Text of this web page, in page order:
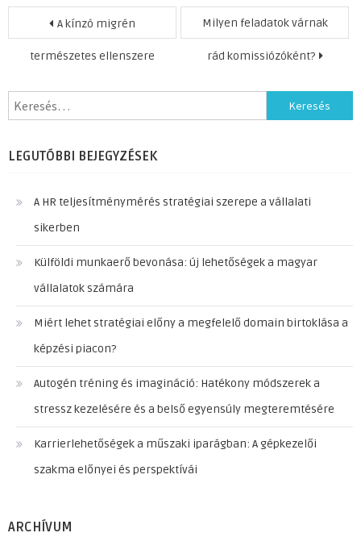
Bejegyzés
navigáció
A kínzó migrén
természetes ellenszere
Milyen feladatok várnak
rád komissiózóként?
Keresés:
LEGUTÓBBI BEJEGYZÉSEK
A HR teljesítménymérés stratégiai szerepe a vállalati
sikerben
Külföldi munkaerő bevonása: új lehetőségek a magyar
vállalatok számára
Miért lehet stratégiai előny a megfelelő domain birtoklása a
képzési piacon?
Autogén tréning és imagináció: Hatékony módszerek a
stressz kezelésére és a belső egyensúly megteremtésére
Karrierlehetőségek a műszaki iparágban: A gépkezelői
szakma előnyei és perspektívái
ARCHÍVUM